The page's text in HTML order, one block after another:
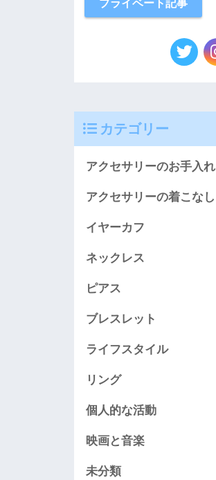
プライベート記事
カテゴリー
アクセサリーのお手入れ
アクセサリーの着こなし
イヤーカフ
ネックレス
ピアス
ブレスレット
ライフスタイル
リング
個人的な活動
映画と音楽
未分類